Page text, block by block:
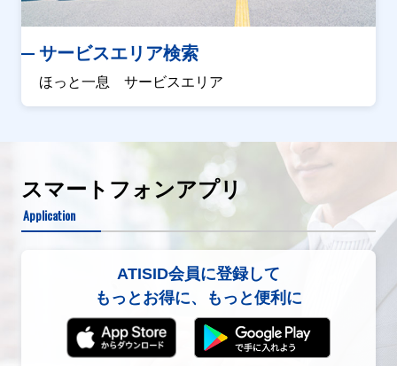
サービスエリア検索
ほっと一息 サービスエリア
スマートフォンアプリ
Application
ATISID会員に登録して
もっとお得に、もっと便利に